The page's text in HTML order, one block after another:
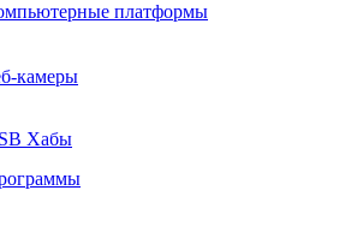
платформы
камеры
Хабы